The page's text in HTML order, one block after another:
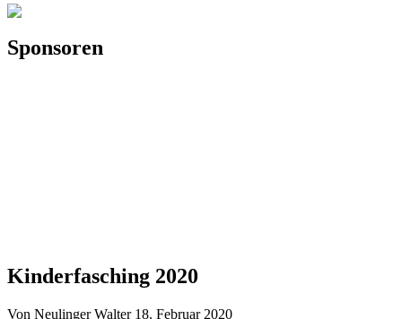
Sponsoren
Kinderfasching 2020
Von Neulinger Walter 18. Februar 2020